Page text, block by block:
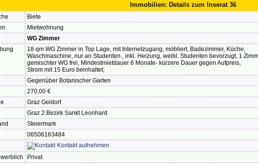
Immobilien: Details zum Inserat 36
Biete
Mietwohnung
WG Zimmer
18 qm WG Zimmer in Top Lage, mit Internetzugang, möbliert, Badezimmer, Küche,
Waschmaschine, nur an Studenten , inkl. Heizung, weibl. Studenten bevorzugt, 1
gemischter WG frei, Mindestmietdauer 6 Monate- kürzere Dauer gegen Aufpreis,
Strom mit 15 Euro beinhaltet;
Gegenüber Botanischer Garten
270,00 €
Graz Geidorf
Graz 2.Bezirk Sankt Leonhard
Steiermark
06506163484
Kontakt aufnehmen
Privat